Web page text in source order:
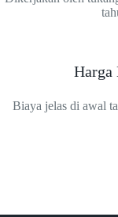
Harga
Biaya jelas di awal